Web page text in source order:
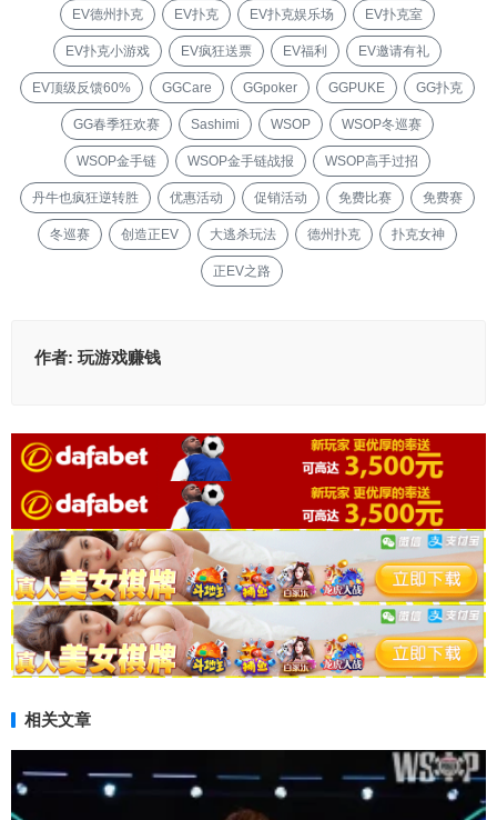
EV德州扑克 EV扑克 EV扑克娱乐场 EV扑克室
EV扑克小游戏 EV疯狂送票 EV福利 EV邀请有礼
EV顶级反馈60% GGCare GGpoker GGPUKE GG扑克
GG春季狂欢赛 Sashimi WSOP WSOP冬巡赛
WSOP金手链 WSOP金手链战报 WSOP高手过招
丹牛也疯狂逆转胜 优惠活动 促销活动 免费比赛 免费赛
冬巡赛 创造正EV 大逃杀玩法 德州扑克 扑克女神
正EV之路
作者: 玩游戏赚钱
相关文章